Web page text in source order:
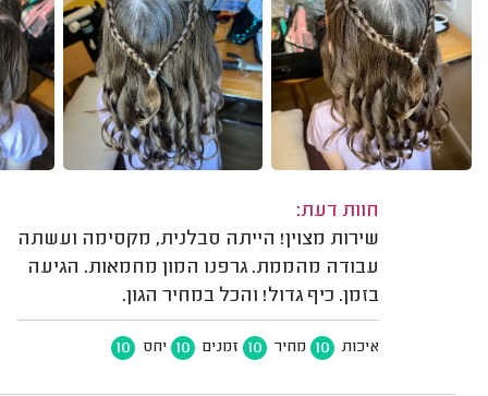
חוות דעת:
שירות מצוין! הייתה סבלנית, מקסימה ועשתה
עבודה מהממת. גרפנו המון מחמאות. הגיעה
בזמן. כיף גדול! והכל במחיר הגון.
איכות 10 מחיר 10 זמנים 10 יחס 10